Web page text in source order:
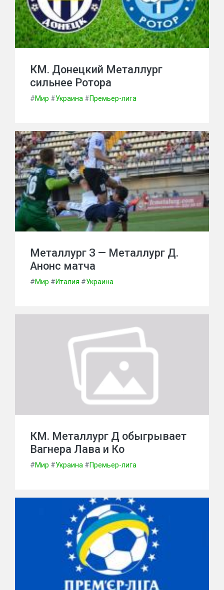
КМ. Донецкий Металлург
сильнее Ротора
#Мир #Украина #Премьер-лига
Металлург З — Металлург Д.
Анонс матча
#Мир #Италия #Украина
КМ. Металлург Д обыгрывает
Вагнера Лава и Ко
#Мир #Украина #Премьер-лига